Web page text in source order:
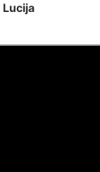
Lucija